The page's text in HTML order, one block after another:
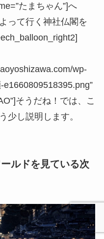
たまちゃん”]へ
って行く神社仏閣を
wp-
そうだね！では、こ
少し説明します。
ルドを見ている次